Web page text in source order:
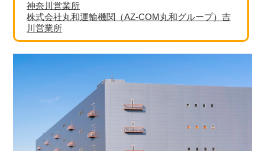
神奈川営業所
株式会社丸和運輸機関（AZ-COM丸和グループ）吉
川営業所